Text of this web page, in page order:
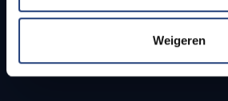
Weigeren
PhD-studenten
Internationale studenten